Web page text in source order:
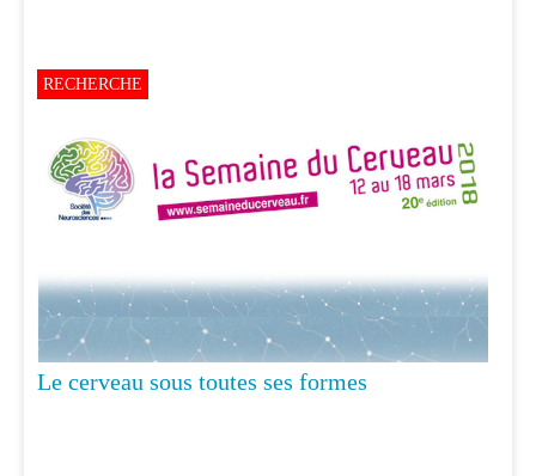
RECHERCHE
Le cerveau sous toutes ses formes